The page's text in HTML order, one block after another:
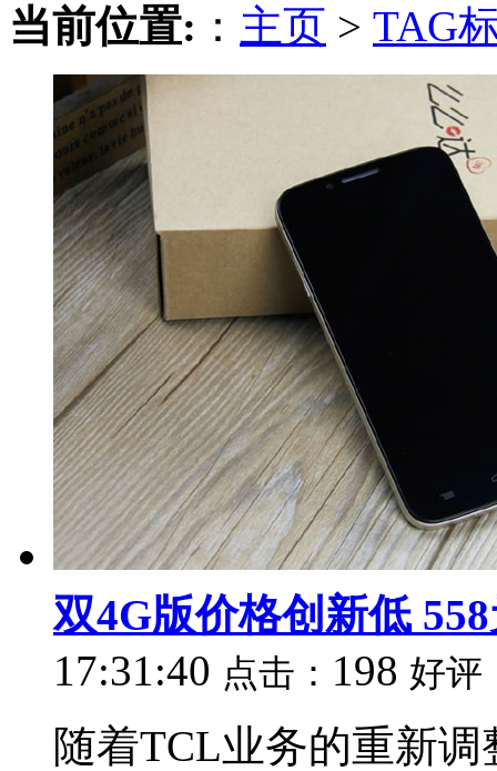
当前位置: ： 主页 > TAG
双4G版价格创新低
17:31:40 点击： 198 好评
随着TCL业务的重新